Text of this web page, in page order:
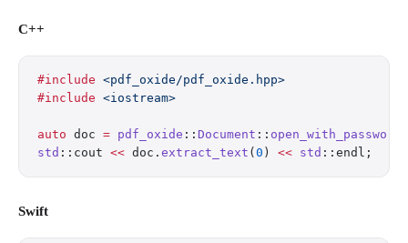
C++
#include <pdf_oxide/pdf_oxide.hpp>
#include <iostream>
auto doc = pdf_oxide :: Document :: open_with_password
std ::cout << doc. extract_text ( 0 ) << std ::endl;
Swift